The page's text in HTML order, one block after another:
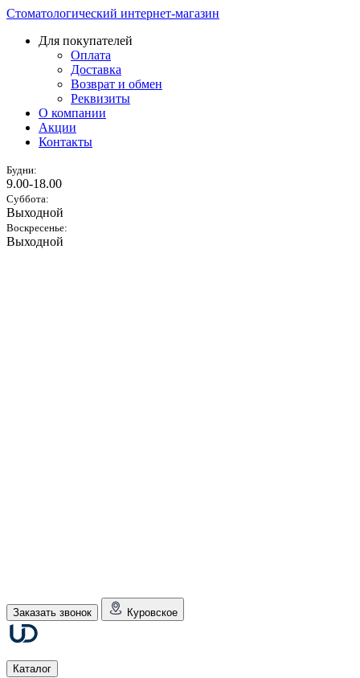
Стоматологический интернет-магазин
Для покупателей
Оплата
Доставка
Возврат и обмен
Реквизиты
О компании
Акции
Контакты
Будни:
9.00-18.00
Суббота:
Выходной
Воскресенье:
Выходной
Заказать звонок Куровское
Каталог